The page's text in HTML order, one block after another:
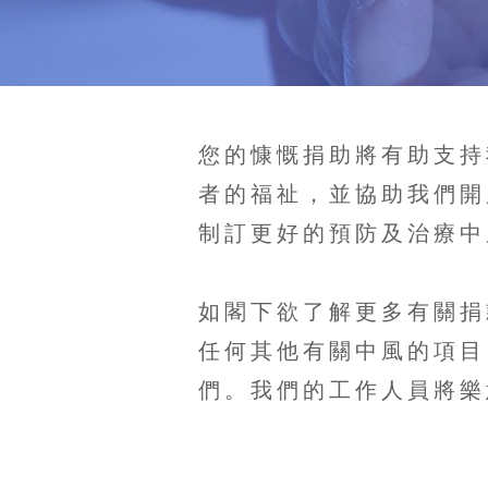
您的慷慨捐助將有助支
者的福祉，並協助我們
制訂更好的預防及治療
如閣下欲了解更多有關
任何其他有關中風的項
們。我們的工作人員將